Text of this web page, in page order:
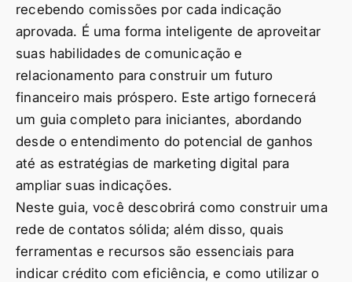
recebendo comissões por cada indicação
aprovada. É uma forma inteligente de aproveitar
suas habilidades de comunicação e
relacionamento para construir um futuro
financeiro mais próspero. Este artigo fornecerá
um guia completo para iniciantes, abordando
desde o entendimento do potencial de ganhos
até as estratégias de marketing digital para
ampliar suas indicações.
Neste guia, você descobrirá como construir uma
rede de contatos sólida; além disso, quais
ferramentas e recursos são essenciais para
indicar crédito com eficiência, e como utilizar o